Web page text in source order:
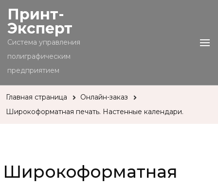
Принт-
Эксперт
Cистема управления
полиграфическим
предприятием
Главная страница
Онлайн-заказ
Широкоформатная печать. Настенные календари.
Широкоформатная